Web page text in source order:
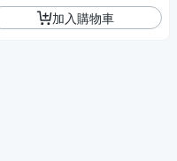
加入購物車